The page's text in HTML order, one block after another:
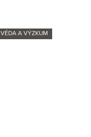
VĚDA A VÝZKUM